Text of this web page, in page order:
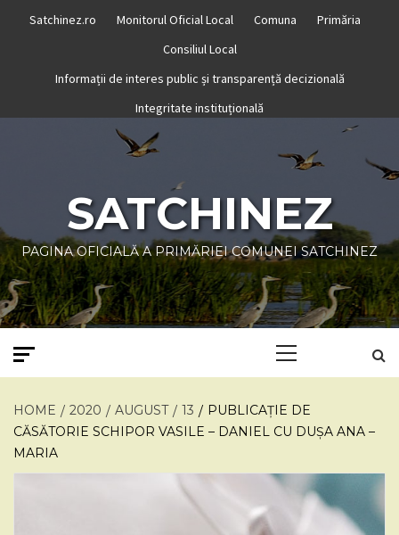
Satchinez.ro Monitorul Oficial Local Comuna
Primăria
Consiliul Local
Informații de interes public și transparență decizională
Integritate instituțională
SATCHINEZ
PAGINA OFICIALĂ A PRIMĂRIEI COMUNEI SATCHINEZ
HOME 2020 AUGUST 13
PUBLICAȚIE DE
CĂSĂTORIE SCHIPOR VASILE – DANIEL CU DUȘA ANA –
MARIA